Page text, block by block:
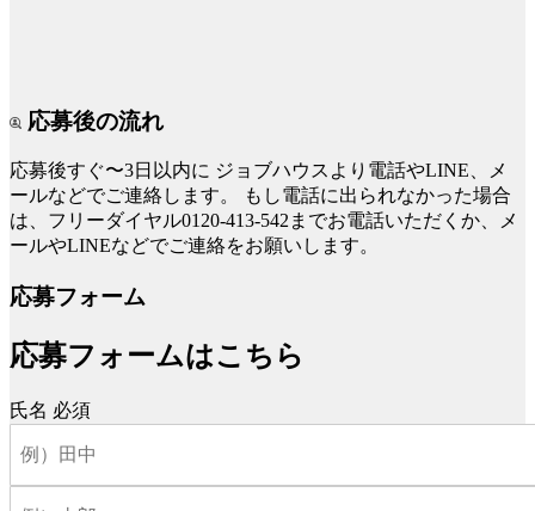
応募後の流れ
応募後すぐ〜3日以内に ジョブハウスより電話やLINE、メ
ールなどでご連絡します。
もし電話に出られなかった場合
は、フリーダイヤル0120-413-542までお電話いただくか、メ
ールやLINEなどでご連絡をお願いします。
応募フォーム
応募フォームはこちら
氏名 必須